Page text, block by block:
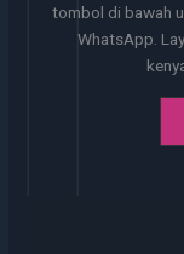
tombol di bawah
WhatsApp.